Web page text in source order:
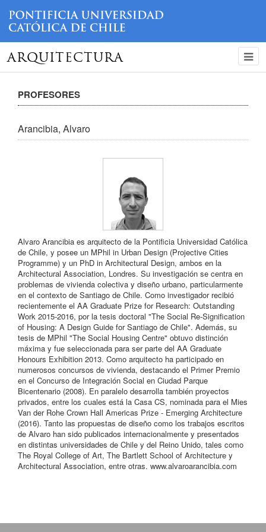
ARQUITECTURA
PROFESORES
Arancibia, Alvaro
Alvaro Arancibia es arquitecto de la Pontificia Universidad Católica
de Chile, y posee un MPhil in Urban Design (Projective Cities
Programme) y un PhD in Architectural Design, ambos en la
Architectural Association, Londres. Su investigación se centra en
problemas de vivienda colectiva y diseño urbano, particularmente
en el contexto de Santiago de Chile. Como investigador recibió
recientemente el AA Graduate Prize for Research: Outstanding
Work 2015-2016, por la tesis doctoral "The Social Re-Signification
of Housing: A Design Guide for Santiago de Chile". Además, su
tesis de MPhil "The Social Housing Centre" obtuvo distinción
máxima y fue seleccionada para ser parte del AA Graduate
Honours Exhibition 2013. Como arquitecto ha participado en
numerosos concursos de vivienda, destacando el Primer Premio
en el Concurso de Integración Social en Ciudad Parque
Bicentenario (2008). En paralelo desarrolla también proyectos
privados, entre los cuales está la Casa CS, nominada para el Mies
Van der Rohe Crown Hall Americas Prize - Emerging Architecture
(2016). Tanto las propuestas de diseño como los trabajos escritos
de Alvaro han sido publicados internacionalmente y presentados
en distintas universidades de Chile y del Reino Unido, tales como
The Royal College of Art, The Bartlett School of Architecture y
Architectural Association, entre otras. www.alvaroarancibia.com